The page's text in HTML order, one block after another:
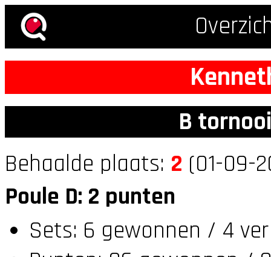
B
Behaalde plaats: 2 (01-09-
Poule D: 2 punten
Sets: 6 gewonnen / 4